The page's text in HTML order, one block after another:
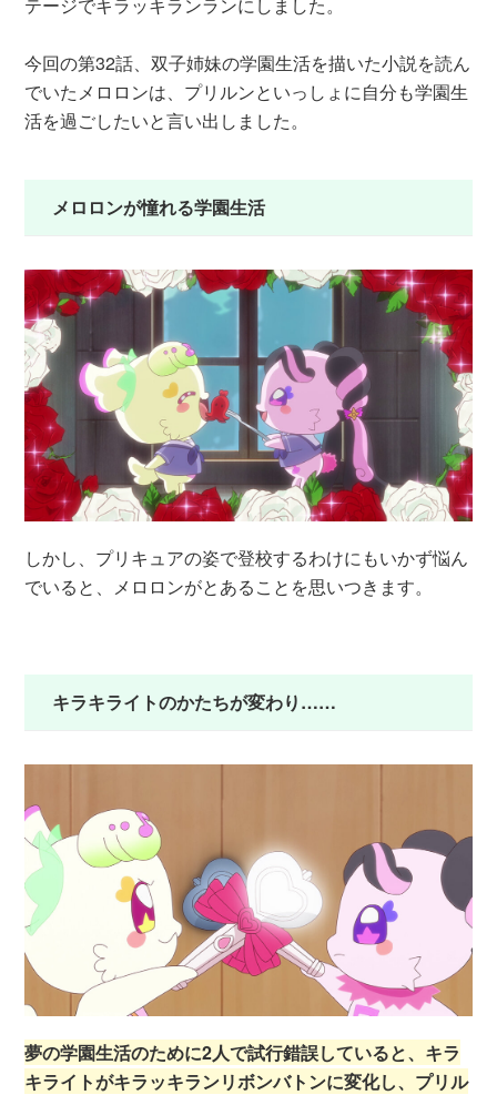
今回の第32話、双子姉妹の学園生活を描いた小説を読ん
でいたメロロンは、プリルンといっしょに自分も学園生
活を過ごしたいと言い出しました。
メロロンが憧れる学園生活
しかし、プリキュアの姿で登校するわけにもいかず悩ん
でいると、メロロンがとあることを思いつきます。
キラキライトのかたちが変わり……
夢の学園生活のために2人で試行錯誤していると、キラ
キライトがキラッキランリボンバトンに変化し、プリル